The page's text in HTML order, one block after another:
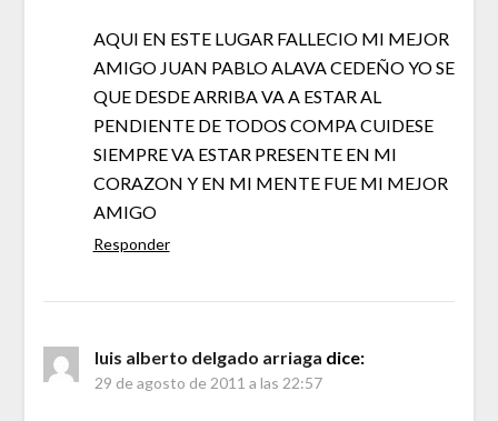
AQUI EN ESTE LUGAR FALLECIO MI MEJOR
AMIGO JUAN PABLO ALAVA CEDEÑO YO SE
QUE DESDE ARRIBA VA A ESTAR AL
PENDIENTE DE TODOS COMPA CUIDESE
SIEMPRE VA ESTAR PRESENTE EN MI
CORAZON Y EN MI MENTE FUE MI MEJOR
AMIGO
Responder
luis alberto delgado arriaga dice:
29 de agosto de 2011 a las 22:57